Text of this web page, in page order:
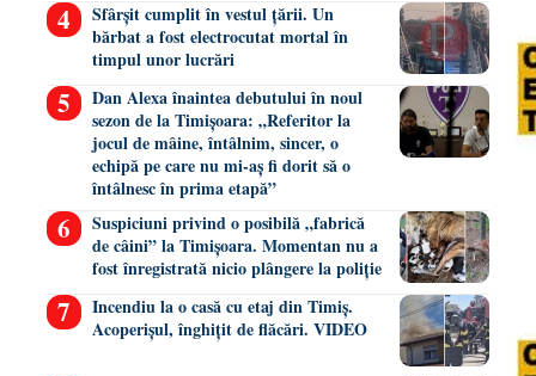
Sfârșit cumplit în vestul țării. Un
bărbat a fost electrocutat mortal în
timpul unor lucrări
Dan Alexa înaintea debutului în noul
sezon de la Timișoara: „Referitor la
jocul de mâine, întâlnim, sincer, o
echipă pe care nu mi-aș fi dorit să o
întâlnesc în prima etapă”
Suspiciuni privind o posibilă „fabrică
de câini” la Timișoara. Momentan nu a
fost înregistrată nicio plângere la poliție
Incendiu la o casă cu etaj din Timiș.
Acoperișul, înghițit de flăcări. VIDEO